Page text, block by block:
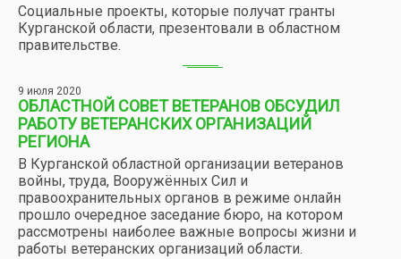
Социальные проекты, которые получат гранты
Курганской области, презентовали в областном
правительстве.
9 июля 2020
ОБЛАСТНОЙ СОВЕТ ВЕТЕРАНОВ ОБСУДИЛ
РАБОТУ ВЕТЕРАНСКИХ ОРГАНИЗАЦИЙ
РЕГИОНА
В Курганской областной организации ветеранов
войны, труда, Вооружённых Сил и
правоохранительных органов в режиме онлайн
прошло очередное заседание бюро, на котором
рассмотрены наиболее важные вопросы жизни и
работы ветеранских организаций области.